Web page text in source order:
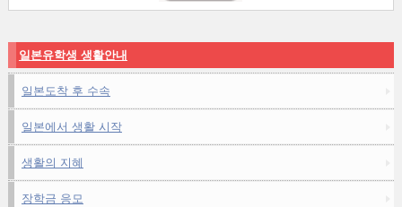
일본유학생 생활안내
일본도착 후 수속
일본에서 생활 시작
생활의 지혜
장학금 응모